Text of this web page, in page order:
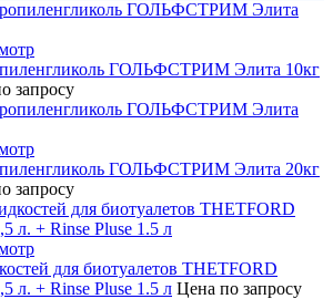
ГОЛЬФСТРИМ Элита 10кг
запросу
ГОЛЬФСТРИМ Элита 20кг
запросу
для биотуалетов THETFORD
л. + Rinse Pluse 1.5 л Цена по запросу